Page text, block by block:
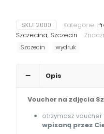
SKU: 2000 Kategorie:
Szczecina, Szczecin
Szczecin
wydruk
Opis
Voucher na zdjęcia
otrzymasz voucher
wpisaną przez